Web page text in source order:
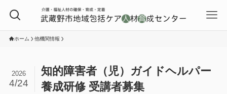
ホーム 他機関情報
知的障害者（児）ガイドヘルパー
養成研修 受講者募集
2026
4/24